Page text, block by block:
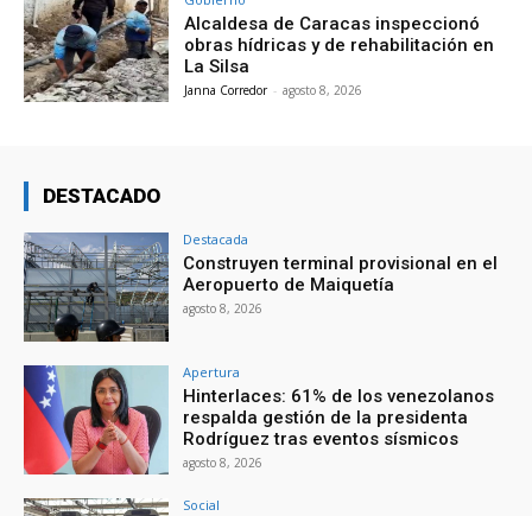
Alcaldesa de Caracas inspeccionó
obras hídricas y de rehabilitación en
La Silsa
Janna Corredor - agosto 8, 2026
DESTACADO
Destacada
Construyen terminal provisional en el
Aeropuerto de Maiquetía
agosto 8, 2026
Apertura
Hinterlaces: 61% de los venezolanos
respalda gestión de la presidenta
Rodríguez tras eventos sísmicos
agosto 8, 2026
Social